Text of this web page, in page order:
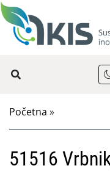
Početna »
51516